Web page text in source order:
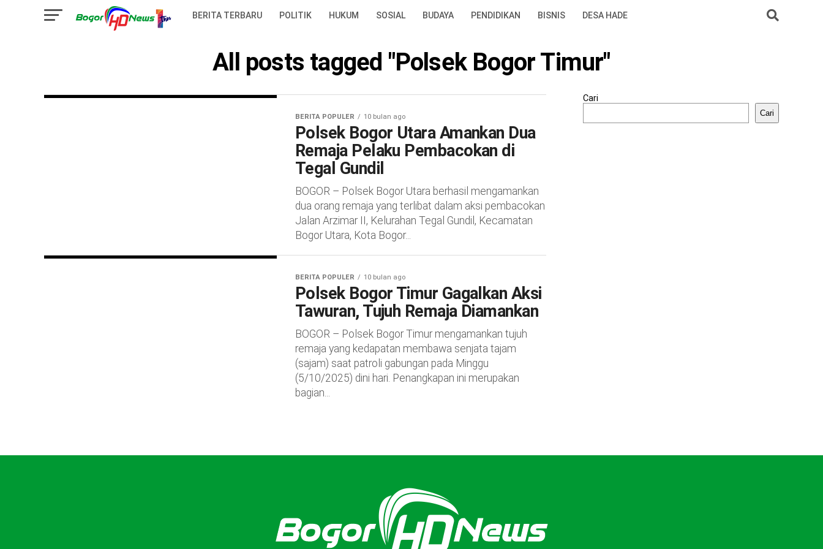
BERITA TERBARU POLITIK HUKUM SOSIAL BUDAYA PENDIDIKAN BISNIS DESA HADE
All posts tagged "Polsek Bogor Timur"
BERITA POPULER 10 bulan ago
Polsek Bogor Utara Amankan Dua
Remaja Pelaku Pembacokan di
Tegal Gundil
BOGOR – Polsek Bogor Utara berhasil mengamankan
dua orang remaja yang terlibat dalam aksi pembacokan
Jalan Arzimar II, Kelurahan Tegal Gundil, Kecamatan
Bogor Utara, Kota Bogor...
BERITA POPULER 10 bulan ago
Polsek Bogor Timur Gagalkan Aksi
Tawuran, Tujuh Remaja Diamankan
BOGOR – Polsek Bogor Timur mengamankan tujuh
remaja yang kedapatan membawa senjata tajam
(sajam) saat patroli gabungan pada Minggu
(5/10/2025) dini hari. Penangkapan ini merupakan
bagian...
Cari
Cari